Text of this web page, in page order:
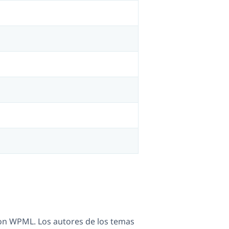
WPML. Los autores de los temas